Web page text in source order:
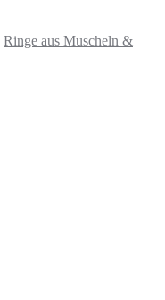
Ringe aus Muscheln &